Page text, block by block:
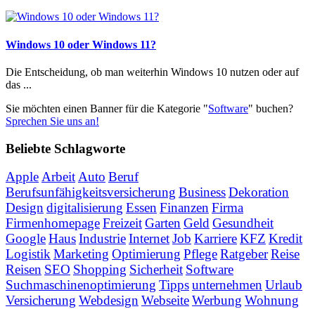
Windows 10 oder Windows 11?
Die Entscheidung, ob man weiterhin Windows 10 nutzen oder auf
das ...
Sie möchten einen Banner für die Kategorie "Software" buchen?
Sprechen Sie uns an!
Beliebte Schlagworte
AppleArbeitAuto Beruf
Berufsunfähigkeitsversicherung BusinessDekoration
Designdigitalisierung EssenFinanzenFirma
FirmenhomepageFreizeitGartenGeldGesundheit
GoogleHausIndustrieInternetJob KarriereKFZ Kredit
LogistikMarketing Optimierung PflegeRatgeberReise
Reisen SEO Shopping Sicherheit Software
Suchmaschinenoptimierung TippsunternehmenUrlaub
Versicherung WebdesignWebseiteWerbung Wohnung